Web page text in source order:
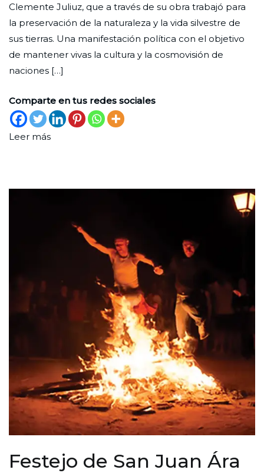
2022
más
allá
de
la
Clemente Juliuz, que a través de su obra trabajó para
la preservación de la naturaleza y la vida silvestre de
sus tierras. Una manifestación política con el objetivo
de mantener vivas la cultura y la cosmovisión de
naciones […]
Comparte en tus redes sociales
Leer más
Festejo de San Juan Ára